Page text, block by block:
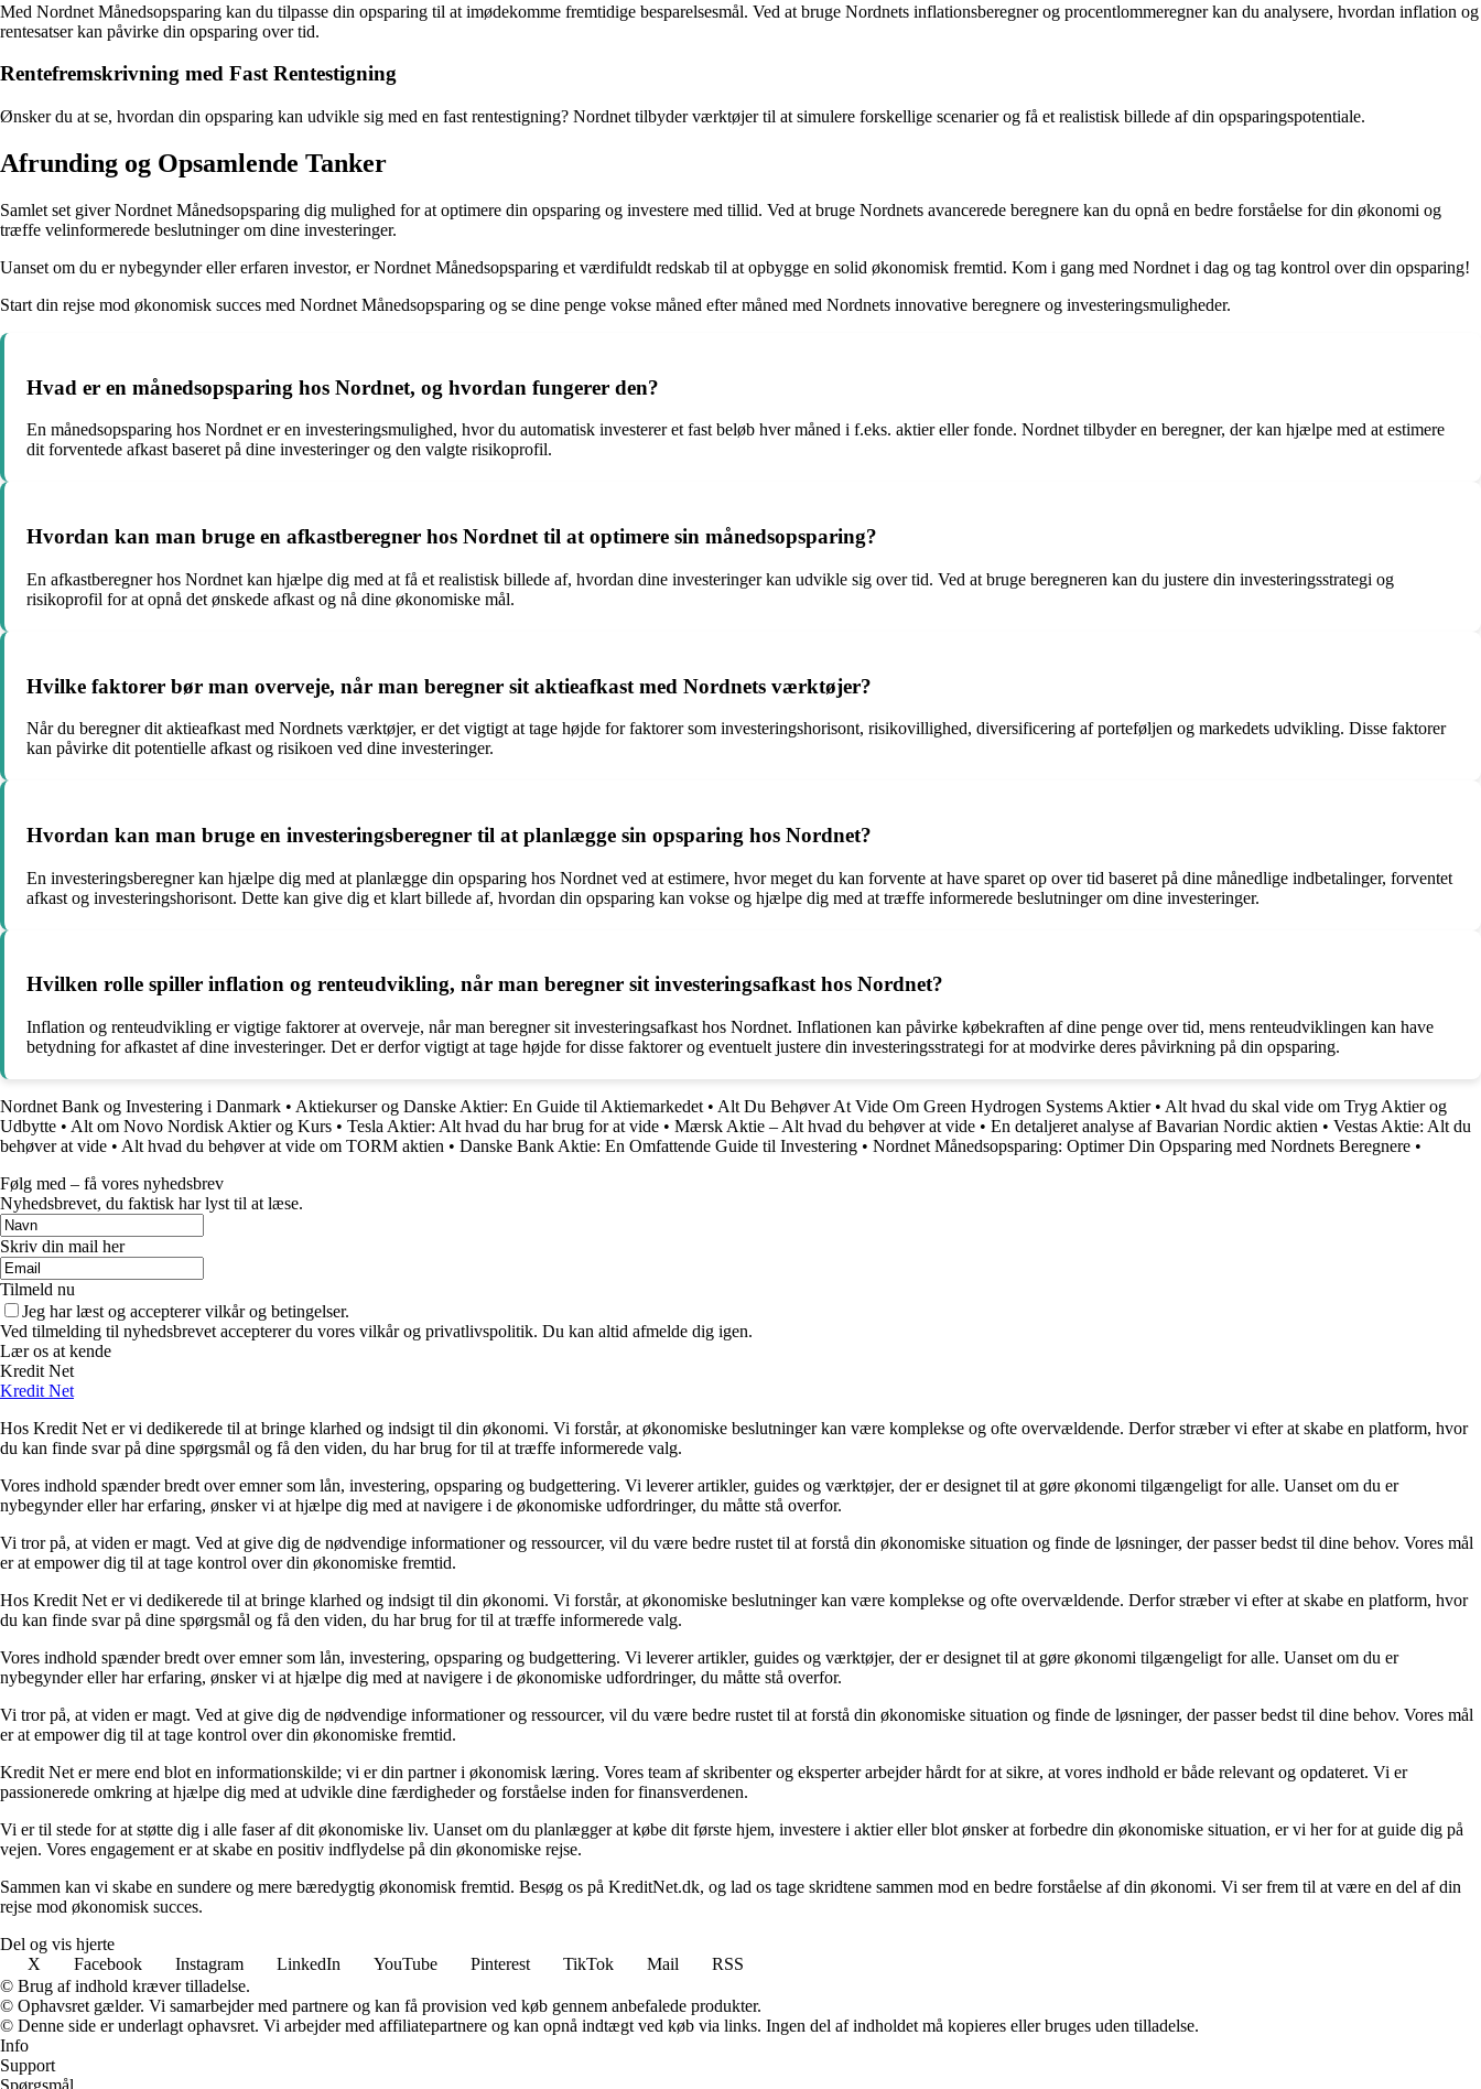
Med Nordnet Månedsopsparing kan du tilpasse din opsparing til at imødekomme fremtidige besparelsesmål. Ved at bruge Nordnets inflationsberegner og procentlommeregner kan du analysere, hvordan inflation og
rentesatser kan påvirke din opsparing over tid.
Rentefremskrivning med Fast Rentestigning
Ønsker du at se, hvordan din opsparing kan udvikle sig med en fast rentestigning? Nordnet tilbyder værktøjer til at simulere forskellige scenarier og få et realistisk billede af din opsparingspotentiale.
Afrunding og Opsamlende Tanker
Samlet set giver Nordnet Månedsopsparing dig mulighed for at optimere din opsparing og investere med tillid. Ved at bruge Nordnets avancerede beregnere kan du opnå en bedre forståelse for din økonomi og
træffe velinformerede beslutninger om dine investeringer.
Uanset om du er nybegynder eller erfaren investor, er Nordnet Månedsopsparing et værdifuldt redskab til at opbygge en solid økonomisk fremtid. Kom i gang med Nordnet i dag og tag kontrol over din opsparing!
Start din rejse mod økonomisk succes med Nordnet Månedsopsparing og se dine penge vokse måned efter måned med Nordnets innovative beregnere og investeringsmuligheder.
Hvad er en månedsopsparing hos Nordnet, og hvordan fungerer den?
En månedsopsparing hos Nordnet er en investeringsmulighed, hvor du automatisk investerer et fast beløb hver måned i f.eks. aktier eller fonde. Nordnet tilbyder en beregner, der kan hjælpe med at estimere
dit forventede afkast baseret på dine investeringer og den valgte risikoprofil.
Hvordan kan man bruge en afkastberegner hos Nordnet til at optimere sin månedsopsparing?
En afkastberegner hos Nordnet kan hjælpe dig med at få et realistisk billede af, hvordan dine investeringer kan udvikle sig over tid. Ved at bruge beregneren kan du justere din investeringsstrategi og
risikoprofil for at opnå det ønskede afkast og nå dine økonomiske mål.
Hvilke faktorer bør man overveje, når man beregner sit aktieafkast med Nordnets værktøjer?
Når du beregner dit aktieafkast med Nordnets værktøjer, er det vigtigt at tage højde for faktorer som investeringshorisont, risikovillighed, diversificering af porteføljen og markedets udvikling. Disse faktorer
kan påvirke dit potentielle afkast og risikoen ved dine investeringer.
Hvordan kan man bruge en investeringsberegner til at planlægge sin opsparing hos Nordnet?
En investeringsberegner kan hjælpe dig med at planlægge din opsparing hos Nordnet ved at estimere, hvor meget du kan forvente at have sparet op over tid baseret på dine månedlige indbetalinger, forventet
afkast og investeringshorisont. Dette kan give dig et klart billede af, hvordan din opsparing kan vokse og hjælpe dig med at træffe informerede beslutninger om dine investeringer.
Hvilken rolle spiller inflation og renteudvikling, når man beregner sit investeringsafkast hos Nordnet?
Inflation og renteudvikling er vigtige faktorer at overveje, når man beregner sit investeringsafkast hos Nordnet. Inflationen kan påvirke købekraften af dine penge over tid, mens renteudviklingen kan have
betydning for afkastet af dine investeringer. Det er derfor vigtigt at tage højde for disse faktorer og eventuelt justere din investeringsstrategi for at modvirke deres påvirkning på din opsparing.
Nordnet Bank og Investering i Danmark • Aktiekurser og Danske Aktier: En Guide til Aktiemarkedet • Alt Du Behøver At Vide Om Green Hydrogen Systems Aktier• Alt hvad du skal vide om Tryg Aktier og
Udbytte • Alt om Novo Nordisk Aktier og Kurs • Tesla Aktier: Alt hvad du har brug for at vide • Mærsk Aktie – Alt hvad du behøver at vide • En detaljeret analyse af Bavarian Nordic aktien • Vestas Aktie: Alt du
behøver at vide • Alt hvad du behøver at vide om TORM aktien • Danske Bank Aktie: En Omfattende Guide til Investering • Nordnet Månedsopsparing: Optimer Din Opsparing med Nordnets Beregnere •
Følg med – få vores nyhedsbrev
Nyhedsbrevet, du faktisk har lyst til at læse.
Skriv din mail her
Tilmeld nu
Jeg har læst og accepterer vilkår og betingelser.
Ved tilmelding til nyhedsbrevet accepterer du vores vilkår og privatlivspolitik. Du kan altid afmelde dig igen.
Lær os at kende
Kredit Net
Kredit Net
Hos Kredit Net er vi dedikerede til at bringe klarhed og indsigt til din økonomi. Vi forstår, at økonomiske beslutninger kan være komplekse og ofte overvældende. Derfor stræber vi efter at skabe en platform, hvor
du kan finde svar på dine spørgsmål og få den viden, du har brug for til at træffe informerede valg.
Vores indhold spænder bredt over emner som lån, investering, opsparing og budgettering. Vi leverer artikler, guides og værktøjer, der er designet til at gøre økonomi tilgængeligt for alle. Uanset om du er
nybegynder eller har erfaring, ønsker vi at hjælpe dig med at navigere i de økonomiske udfordringer, du måtte stå overfor.
Vi tror på, at viden er magt. Ved at give dig de nødvendige informationer og ressourcer, vil du være bedre rustet til at forstå din økonomiske situation og finde de løsninger, der passer bedst til dine behov. Vores mål
er at empower dig til at tage kontrol over din økonomiske fremtid.
Hos Kredit Net er vi dedikerede til at bringe klarhed og indsigt til din økonomi. Vi forstår, at økonomiske beslutninger kan være komplekse og ofte overvældende. Derfor stræber vi efter at skabe en platform, hvor
du kan finde svar på dine spørgsmål og få den viden, du har brug for til at træffe informerede valg.
Vores indhold spænder bredt over emner som lån, investering, opsparing og budgettering. Vi leverer artikler, guides og værktøjer, der er designet til at gøre økonomi tilgængeligt for alle. Uanset om du er
nybegynder eller har erfaring, ønsker vi at hjælpe dig med at navigere i de økonomiske udfordringer, du måtte stå overfor.
Vi tror på, at viden er magt. Ved at give dig de nødvendige informationer og ressourcer, vil du være bedre rustet til at forstå din økonomiske situation og finde de løsninger, der passer bedst til dine behov. Vores mål
er at empower dig til at tage kontrol over din økonomiske fremtid.
Kredit Net er mere end blot en informationskilde; vi er din partner i økonomisk læring. Vores team af skribenter og eksperter arbejder hårdt for at sikre, at vores indhold er både relevant og opdateret. Vi er
passionerede omkring at hjælpe dig med at udvikle dine færdigheder og forståelse inden for finansverdenen.
Vi er til stede for at støtte dig i alle faser af dit økonomiske liv. Uanset om du planlægger at købe dit første hjem, investere i aktier eller blot ønsker at forbedre din økonomiske situation, er vi her for at guide dig på
vejen. Vores engagement er at skabe en positiv indflydelse på din økonomiske rejse.
Sammen kan vi skabe en sundere og mere bæredygtig økonomisk fremtid. Besøg os på KreditNet.dk, og lad os tage skridtene sammen mod en bedre forståelse af din økonomi. Vi ser frem til at være en del af din
rejse mod økonomisk succes.
Del og vis hjerte
X
Facebook Instagram LinkedIn YouTube Pinterest TikTok Mail
RSS
© Brug af indhold kræver tilladelse.
© Ophavsret gælder. Vi samarbejder med partnere og kan få provision ved køb gennem anbefalede produkter.
© Denne side er underlagt ophavsret. Vi arbejder med affiliatepartnere og kan opnå indtægt ved køb via links. Ingen del af indholdet må kopieres eller bruges uden tilladelse.
Info
Support